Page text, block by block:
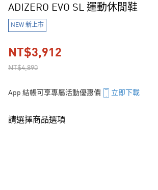
ADIZERO EVO SL 運動休閒鞋
NEW 新上市
NT$4,890
NT$3,912
App 結帳可享專屬活動優惠價 立即下載
請選擇商品選項